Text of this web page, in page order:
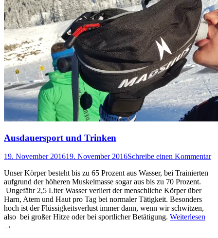
Ausdauersport und Trinken
19. November 201619. November 2016Schreibe einen Kommentar
Unser Körper besteht bis zu 65 Prozent aus Wasser, bei Trainierten
aufgrund der höheren Muskelmasse sogar aus bis zu 70 Prozent.
Ungefähr 2,5 Liter Wasser verliert der menschliche Körper über
Harn, Atem und Haut pro Tag bei normaler Tätigkeit. Besonders
hoch ist der Flüssigkeitsverlust immer dann, wenn wir schwitzen,
also bei großer Hitze oder bei sportlicher Betätigung. Weiterlesen
→